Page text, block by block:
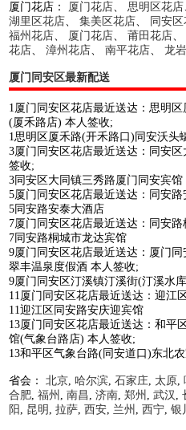
厦门花店： 厦门花店、思明区花店
湖里区花店、集美区花店、 同安
福州花店、 厦门花店、莆田花店
花店、漳州花店、南平花店、龙
厦门同安区最新配送
1厦门同安区花店最近送达：思明
(厦禾路店) 本人签收;
1思明区厦禾路(开禾路口)同安沃头
3厦门同安区花店最近送达：同安
签收;
3同安区大同镇三秀路厦门同安宾馆
5厦门同安区花店最近送达：同安
5同安路安泰大酒店
7厦门同安区花店最近送达：同安
7同安路桐城市龙达宾馆
9厦门同安区花店最近送达：厦门
翠丰温泉度假酒 本人签收;
9厦门同安区汀溪镇汀溪街(汀溪水
11厦门同安区花店最近送达：迎江
11迎江区同安路安庆迎宾馆
13厦门同安区花店最近送达：和平
馆(气象台路店) 本人签收;
13和平区气象台路(同安道口)东北
省会：北京, 哈尔滨,石家庄, 太原,
合肥,福州 ,南昌 ,济南,郑州 ,武汉 ,
阳 , 昆明 ,拉萨,西安, 兰州 ,西宁,银